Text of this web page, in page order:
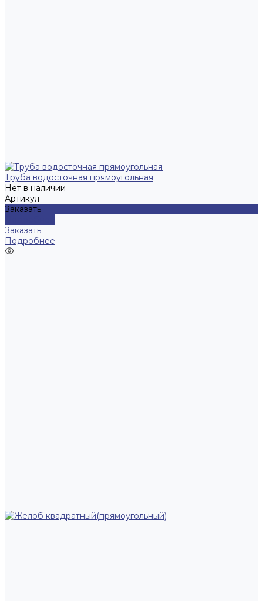
Труба водосточная прямоугольная
Нет в наличии
Артикул
Заказать
Заказать
Подробнее